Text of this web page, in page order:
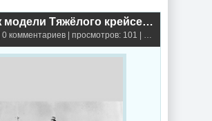
Чертёж модели Тяжёлого крейсера Фош / Heavy cruiser FOCH (1929) для сборки и историческая справка
| 0 комментариев | просмотров: 101 | Крейсеры